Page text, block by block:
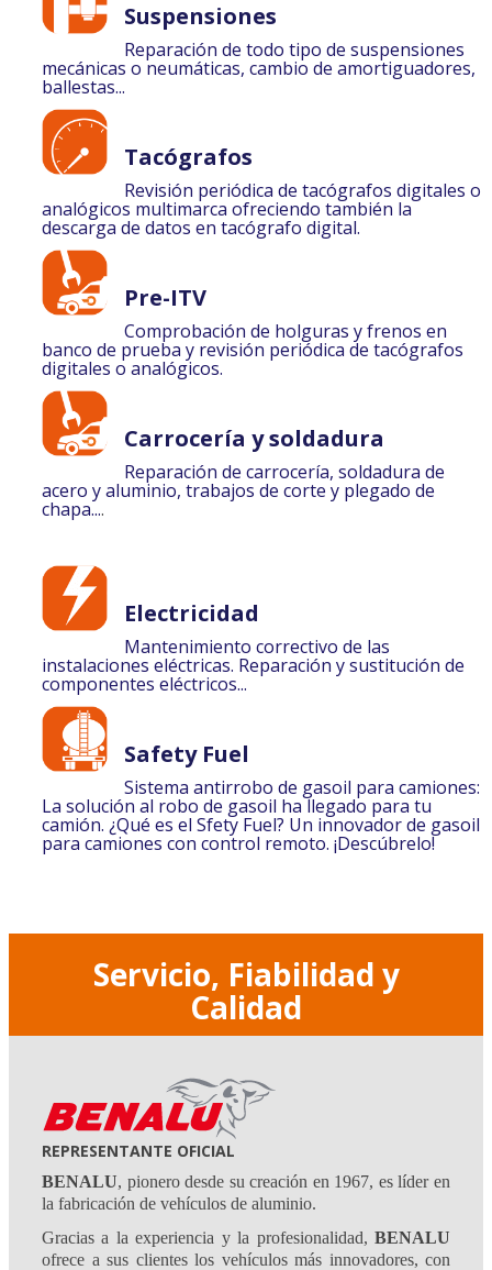
Suspensiones
Reparación de todo tipo de suspensiones
mecánicas o neumáticas, cambio de amortiguadores,
ballestas...
Tacógrafos
Revisión periódica de tacógrafos digitales o
analógicos multimarca ofreciendo también la
descarga de datos en tacógrafo digital.
Pre-ITV
Comprobación de holguras y frenos en
banco de prueba y revisión periódica de tacógrafos
digitales o analógicos.
Carrocería y soldadura
Reparación de carrocería, soldadura de
acero y aluminio, trabajos de corte y plegado de
chapa....
Electricidad
Mantenimiento correctivo de las
instalaciones eléctricas. Reparación y sustitución de
componentes eléctricos...
Safety Fuel
Sistema antirrobo de gasoil para camiones:
La solución al robo de gasoil ha llegado para tu
camión. ¿Qué es el Sfety Fuel? Un innovador de gasoil
para camiones con control remoto. ¡Descúbrelo!
Servicio, Fiabilidad y
Calidad
REPRESENTANTE OFICIAL
BENALU, pionero desde su creación en 1967, es líder en
la fabricación de vehículos de aluminio.
Gracias a la experiencia y la profesionalidad, BENALU
ofrece a sus clientes los vehículos más innovadores, con